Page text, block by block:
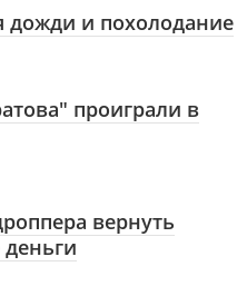
и похолодание
проиграли в
вернуть